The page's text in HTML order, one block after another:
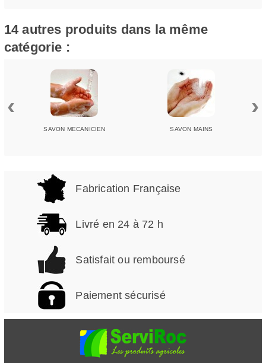
14 autres produits dans la même
catégorie :
SAVON MECANICIEN SAVON MAINS
‹ ›
Fabrication Française
Livré en 24 à 72 h
Satisfait ou remboursé
Paiement sécurisé